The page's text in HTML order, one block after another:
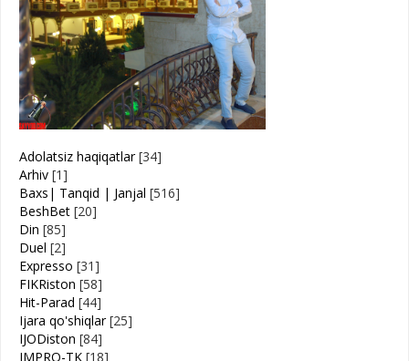
Adolatsiz haqiqatlar [34]
Arhiv [1]
Baxs| Tanqid | Janjal [516]
BeshBet [20]
Din [85]
Duel [2]
Expresso [31]
FIKRiston [58]
Hit-Parad [44]
Ijara qo'shiqlar [25]
IJODiston [84]
IMPRO-TK [18]